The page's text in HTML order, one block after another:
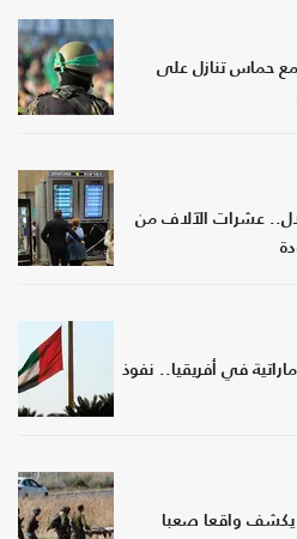
حماس تنازل على
عشرات الآلاف من
في أفريقيا.. نفوذ
واقعا صعبا